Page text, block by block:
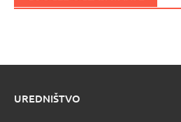
UREDNIŠTVO